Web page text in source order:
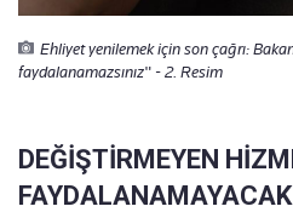
Ehliyet yenilemek için son çağrı:
faydalanamazsınız" - 2. Resim
DEĞİŞTİRMEYEN
FAYDALANAMAYACAK